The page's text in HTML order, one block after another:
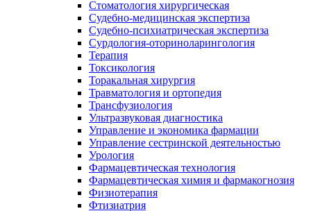
Стоматология хирургическая
Судебно-медицинская экспертиза
Судебно-психиатрическая экспертиза
Сурдология-оториноларингология
Терапия
Токсикология
Торакальная хирургия
Травматология и ортопедия
Трансфузиология
Ультразвуковая диагностика
Управление и экономика фармации
Управление сестринской деятельностью
Урология
Фармацевтическая технология
Фармацевтическая химия и фармакогнозия
Физиотерапия
Фтизиатрия